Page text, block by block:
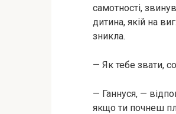
самотності,
дитина, якій на
зникла.
— Як тебе звати,
— Ганнуся, —
якщо ти почнеш